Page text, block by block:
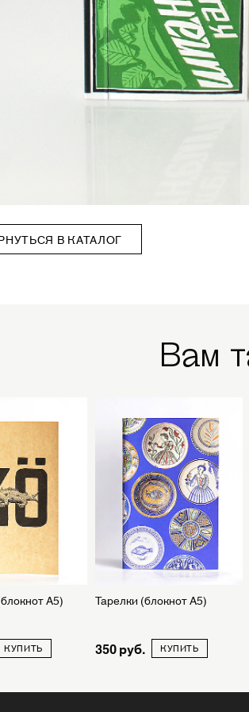
В КАТАЛОГ
Вам
А5)
КУПИТЬ
Тарелки (блокнот А5)
350 КУПИТЬ